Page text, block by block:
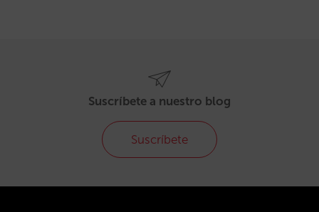
Suscríbete a nuestro blog
Suscríbete